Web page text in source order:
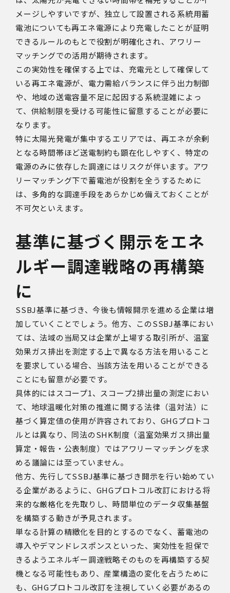
メージしやすいですが、独立して設置される系統用蓄
電池についても再エネ電源により充電したことが証明
できるルールのもとで役割が明確化され、アワリー
マッチングでの活用が期待されます。
この実効性を確保する上では、充電元として確保して
いる再エネ電源が、電力需給バランスに伴う出力制御
や、地域の送電容量不足に起因する系統混雑によっ
て、供給制限を受ける可能性に留意することが必要に
なります。
特に太陽光発電が集中するエリアでは、再エネが余剰
となる時間帯ほど送電制約も顕在化しやすく、特定の
電源のみに依存した調達にはリスクが伴います。アワ
リーマッチング下で蓄電池が役割を全うするために
は、多角的な調達手段をあらかじめ備えておくことが
不可欠といえます。
基準に基づく開示をエネ
ルギー調達戦略の再構築
に
SSBJ基準に基づき、今後も情報開示を進める企業は増
加していくことでしょう。他方、このSSBJ基準におい
ては、法域の当局又は企業が上場する取引所が、温室
効果ガス排出を測定する上で異なる方法を用いること
を要求している場合、当該方法を用いることができる
ことにも留意が必要です。
具体的にはスコープ1、スコープ2排出量の測定におい
て、地球温暖化対策の推進に関する法律（温対法）に
基づく算定値の使用が許容されており、GHGプロトコ
ルとは異なり、同法のSHK制度（温室効果ガス排出量
算定・報告・公表制度）ではアワリーマッチングを求
める議論には至っていません。
他方、先行してSSBJ基準に基づき開示を行い始めてい
る企業があるように、GHGプロトコル改訂における将
来的な厳格化を先取りし、時間単位のデータ収集基盤
を構築する動きが予見されます。
単なる計算の精緻化を目的とするのでなく、蓄電池の
導入やデマンドレスポンスといった、実効性を担保で
きるようエネルギー調達戦略そのものを再構築する契
機となる可能性もあり、産業構造の変化を占うために
も、GHGプロトコル改訂を注視していく必要があるの